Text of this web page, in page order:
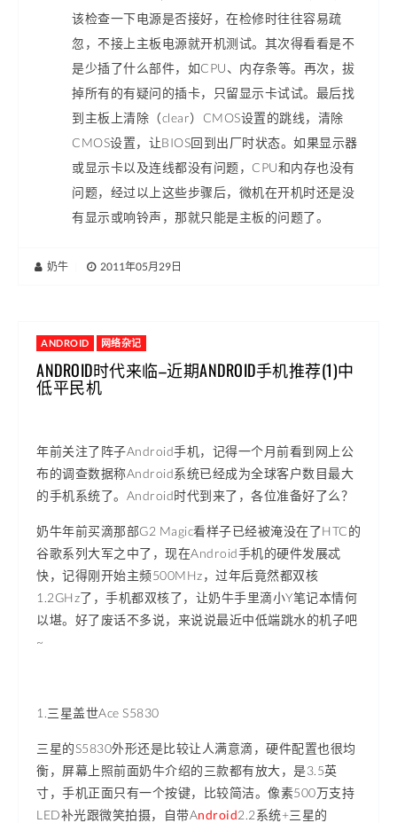
该检查一下电源是否接好，在检修时往往容易疏
忽，不接上主板电源就开机测试。其次得看看是不
是少插了什么部件，如CPU、内存条等。再次，拔
掉所有的有疑问的插卡，只留显示卡试试。最后找
到主板上清除（clear）CMOS设置的跳线，清除
CMOS设置，让BIOS回到出厂时状态。如果显示器
或显示卡以及连线都没有问题，CPU和内存也没有
问题，经过以上这些步骤后，微机在开机时还是没
有显示或响铃声，那就只能是主板的问题了。
奶牛 2011年05月29日
ANDROID 网络杂记
ANDROID时代来临–近期ANDROID手机推荐(1)中
低平民机
年前关注了阵子Android手机，记得一个月前看到网上公
布的调查数据称Android系统已经成为全球客户数目最大
的手机系统了。Android时代到来了，各位准备好了么？
奶牛年前买滴那部G2 Magic看样子已经被淹没在了HTC的
谷歌系列大军之中了，现在Android手机的硬件发展忒
快，记得刚开始主频500MHz，过年后竟然都双核
1.2GHz了，手机都双核了，让奶牛手里滴小Y笔记本情何
以堪。好了废话不多说，来说说最近中低端跳水的机子吧
~
1.三星盖世Ace S5830
三星的S5830外形还是比较让人满意滴，硬件配置也很均
衡，屏幕上照前面奶牛介绍的三款都有放大，是3.5英
寸，手机正面只有一个按键，比较简洁。像素500万支持
LED补光跟微笑拍摄，自带Android2.2系统+三星的